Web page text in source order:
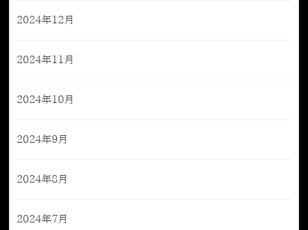
2024年12月
2024年11月
2024年10月
2024年9月
2024年8月
2024年7月